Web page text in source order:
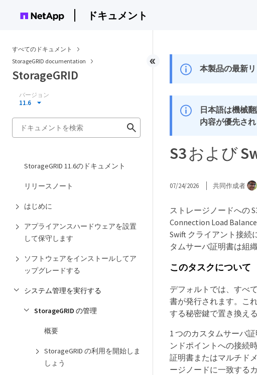
ドキュメント
すべてのドキュメント
StorageGRID documentation
StorageGRID
バージョン
11.6
StorageGRID 11.6のドキュメント
リリースノート
はじめに
アプライアンスハードウェアを設置
して保守します
ソフトウェアをインストールしてア
ップグレードする
システム管理を実行する
StorageGRID の管理
概要
StorageGRID の利用を開始しま
しょう
本製品の最新
日本語は機械
内容が優先され
S3 および
07/24/2026 共同作成者
ストレージノードへの
Connection Load
Swift クライアント接続
タムサーバ証明書は組
このタスクについて
デフォルトでは、すべ
書が発行されます。こ
する秘密鍵で置き換え
1 つのカスタムサーバ
ンドポイントへの接続
証明書またはマルチド
ージノードに一致する